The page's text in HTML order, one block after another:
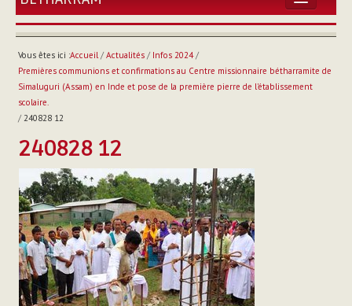
ACCUEIL
BÉTHARRAM
FAMILLE
MISSION
MULTIMÉDIA
P. AUGUSTE ETCHÉCOPAR
Vous êtes ici :Accueil/ Actualités/ Infos 2024/
Premières communions et confirmations au Centre missionnaire bétharramite de
Simaluguri (Assam) en Inde et pose de la première pierre de l'établissement
scolaire.
/ 240828 12
240828 12